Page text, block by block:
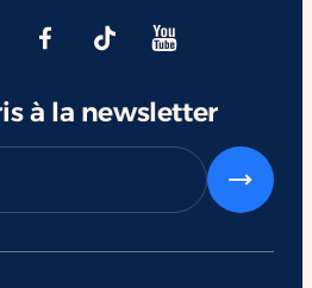
à la newsletter